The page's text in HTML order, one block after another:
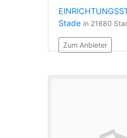
Stade in 21680
Zum Anbieter